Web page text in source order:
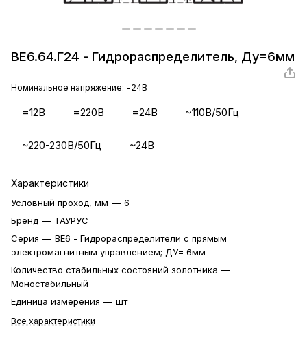
ВЕ6.64.Г24 - Гидрораспределитель, Ду=6мм
Номинальное напряжение: =24В
=12В =220В =24В ~110В/50Гц
~220-230В/50Гц ~24В
Характеристики
Условный проход, мм — 6
Бренд — ТАУРУС
Серия — ВЕ6 - Гидрораспределители с прямым
электромагнитным управлением; ДУ= 6мм
Количество стабильных состояний золотника —
Моностабильный
Единица измерения — шт
Все характеристики